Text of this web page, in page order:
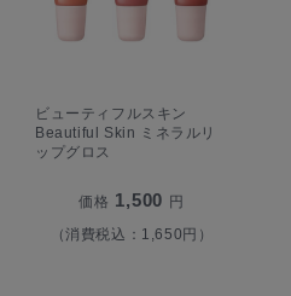
ビューティフルスキン
Beautiful Skin ミネラルリ
ップグロス
価格 1,500 円
（消費税込：1,650円）